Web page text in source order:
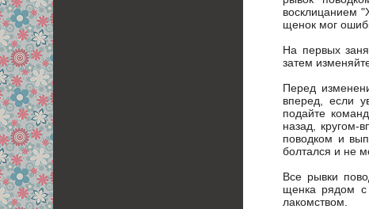
восклицанием
щенок мог
На первых
затем
Перед
вперед, если
подайте
назад, кругом-
поводком и
болтался и не
Все рывки
щенка рядом с
лакомством.